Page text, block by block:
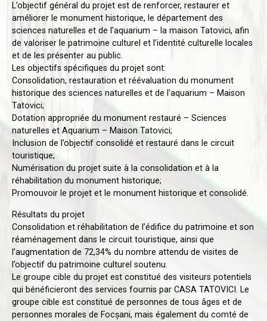
L’objectif général du projet est de renforcer, restaurer et
améliorer le monument historique, le département des
sciences naturelles et de l’aquarium – la maison Tatovici, afin
de valoriser le patrimoine culturel et l’identité culturelle locales
et de les présenter au public.
Les objectifs spécifiques du projet sont:
Consolidation, restauration et réévaluation du monument
historique des sciences naturelles et de l’aquarium – Maison
Tatovici;
Dotation appropriée du monument restauré – Sciences
naturelles et Aquarium – Maison Tatovici;
Inclusion de l’objectif consolidé et restauré dans le circuit
touristique;
Numérisation du projet suite à la consolidation et à la
réhabilitation du monument historique;
Promouvoir le projet et le monument historique et consolidé.
Résultats du projet
Consolidation et réhabilitation de l’édifice du patrimoine et son
réaménagement dans le circuit touristique, ainsi que
l’augmentation de 72,34% du nombre attendu de visites de
l’objectif du patrimoine culturel soutenu.
Le groupe cible du projet est constitué des visiteurs potentiels
qui bénéficieront des services fournis par CASA TATOVICI. Le
groupe cible est constitué de personnes de tous âges et de
personnes morales de Focșani, mais également du comté de